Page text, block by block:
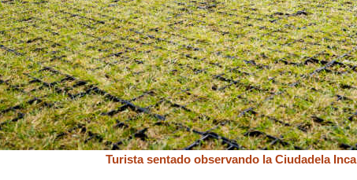
Turista sentado observando la Ciudadela Inca